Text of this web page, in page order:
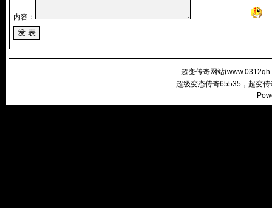
内容：
超变传奇网站(
超级变态传奇65535，超变